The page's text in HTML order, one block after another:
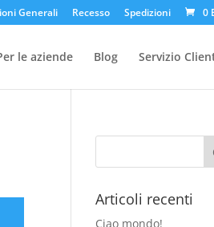
Generali Recesso Spedizioni 0
le aziende Blog Servizio
Articoli recenti
Ciao mondo!